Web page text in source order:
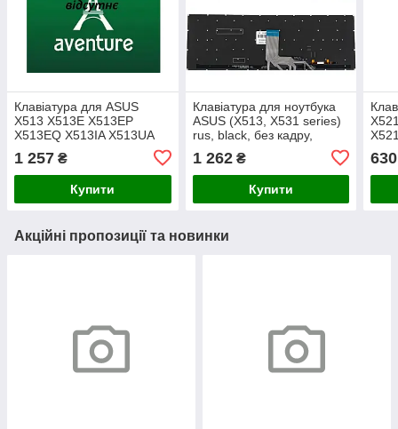
Клавіатура для ASUS
X513 X513E X513EP
X513EQ X513IA X513UA
M513I M513U
M513UA,K513 K513E
M5600 S5600(RU Silver)
1 257 ₴
Купити
Клавіатура для ноутбука
ASUS (X513, X531 series)
rus, black, без кадру,
1 262₴
Купити
630
Акційні пропозиції та новинки